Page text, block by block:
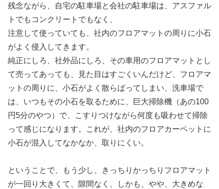
残念ながら、自宅の駐車場と会社の駐車場は、アスファル
トでもコンクリートでもなく、
注意して使っていても、社内のフロアマットの周りに小石
がよく侵入してきます。
純正にしろ、社外品にしろ、その車用のフロアマットとし
て売ってあっても、見た目はすごくいんだけど、フロアマ
ットの周りに、小石がよく散らばってしまい、洗車場で
は、いつもその小石を取るために、巨大掃除機（あの100
円5分のやつ）で、こすりつけながら何度も吸わせて掃除
って感じになります。これが、社内のフロアカーペットに
小石が混入してなかなか、取りにくい。
ということで、もう少し、きっちりかっちりフロアマット
が一回り大きくて、隙間なく、しかも、やや、大きめな